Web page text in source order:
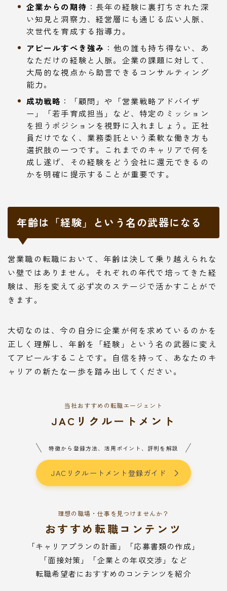
企業からの期待 ：長年の経験に裏打ちされた深
い知見と洞察力、経営層にも通じる広い人脈、
次世代を育成する指導力。
アピールすべき強み ：他の誰も持ち得ない、あ
なただけの経験と人脈。企業の課題に対して、
大局的な視点から助言できるコンサルティング
能力。
成功戦略 ：「顧問」や「営業戦略アドバイザ
ー」「若手育成担当」など、特定のミッション
を担うポジションを視野に入れましょう。正社
員だけでなく、業務委託という柔軟な働き方も
選択肢の一つです。これまでのキャリアで何を
成し遂げ、その経験をどう会社に還元できるの
かを明確に提示することが重要です。
年齢は「経験」という名の武器になる
営業職の転職において、年齢は決して乗り越えられな
い壁ではありません。それぞれの年代で培ってきた経
験は、形を変えて必ず次のステージで活かすことがで
きます。
大切なのは、今の自分に企業が何を求めているのかを
正しく理解し、年齢を「経験」という名の武器に変え
てアピールすることです。自信を持って、あなたのキ
ャリアの新たな一歩を踏み出してください。
当社おすすめの転職エージェント
JACリクルートメント
特徴から登録方法、活用ポイント、評判を解説
JACリクルートメント登録ガイド
理想の職場・仕事を見つけませんか？
おすすめ転職コンテンツ
「キャリアプランの計画」「応募書類の作成」
「面接対策」「企業との年収交渉」など
転職希望者におすすめのコンテンツを紹介